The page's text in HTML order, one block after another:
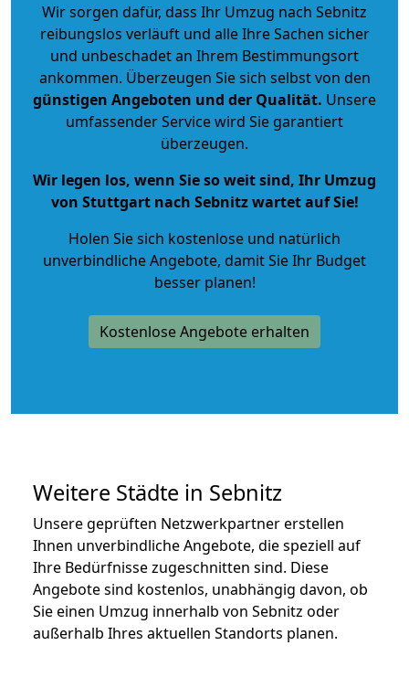
Wir sorgen dafür, dass Ihr Umzug nach Sebnitz
reibungslos verläuft und alle Ihre Sachen sicher
und unbeschadet an Ihrem Bestimmungsort
ankommen. Überzeugen Sie sich selbst von den
günstigen Angeboten und der Qualität. Unsere
umfassender Service wird Sie garantiert
überzeugen.
Wir legen los, wenn Sie so weit sind, Ihr Umzug
von Stuttgart nach Sebnitz wartet auf Sie!
Holen Sie sich kostenlose und natürlich
unverbindliche Angebote, damit Sie Ihr Budget
besser planen!
Kostenlose Angebote erhalten
Weitere Städte in Sebnitz
Unsere geprüften Netzwerkpartner erstellen
Ihnen unverbindliche Angebote, die speziell auf
Ihre Bedürfnisse zugeschnitten sind. Diese
Angebote sind kostenlos, unabhängig davon, ob
Sie einen Umzug innerhalb von Sebnitz oder
außerhalb Ihres aktuellen Standorts planen.